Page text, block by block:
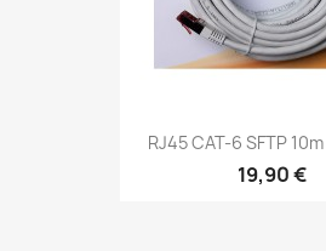
RJ45 CAT-6 SFTP
19,90 €